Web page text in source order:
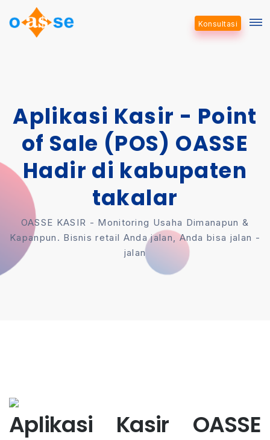
Konsultasi
Aplikasi Kasir - Point
of Sale (POS) OASSE
Hadir di kabupaten
takalar
OASSE KASIR - Monitoring Usaha Dimanapun &
Kapanpun. Bisnis retail Anda jalan, Anda bisa jalan -
jalan
Aplikasi Kasir OASSE